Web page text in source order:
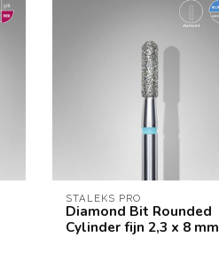
STALEKS PRO
Diamond Bit Rounded
Cylinder fijn 2,3 x 8 mm